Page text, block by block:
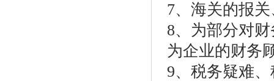
7、海关的报
8、为部分对
为企业的财务
9、税务疑难